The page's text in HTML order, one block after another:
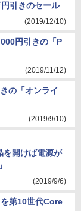
引きのセール
(2019/12/10)
円引きの「P
(2019/11/12)
の「オンライ
(2019/9/10)
開けば電源が
(2019/9/6)
第10世代Core